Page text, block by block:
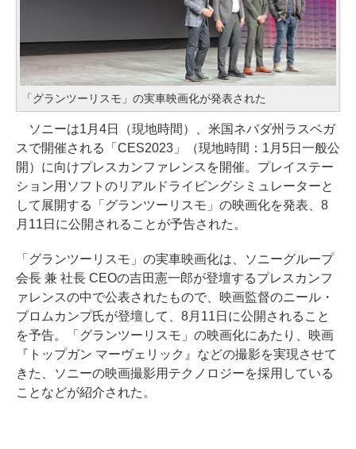
「グランツーリスモ」の実車映画化が発表された
ソニーは1月4日（現地時間）、米国ネバダ州ラスベガ
スで開催される「CES2023」（現地時間：1月5日一般公
開）に向けプレスカンファレンスを開催。プレイステー
ション用ソフトのリアルドライビングシミュレーターと
して展開する「グランツーリスモ」の映画化を発表、8
月11日に公開されることが予告された。
「グランツーリスモ」の実車映画化は、ソニーグループ
会長 兼 社長 CEOの吉田憲一郎が登壇するプレスカンフ
ァレンスの中で公表されたもので、映画監督のニール・
ブロムカンプ氏が登壇して、8月11日に公開されること
を予告。「グランツーリスモ」の映画化にあたり、映画
『トップガン マーヴェリック』などの撮影を実現させて
きた、ソニーの映画撮影用テクノロジーを採用している
ことなどが紹介された。